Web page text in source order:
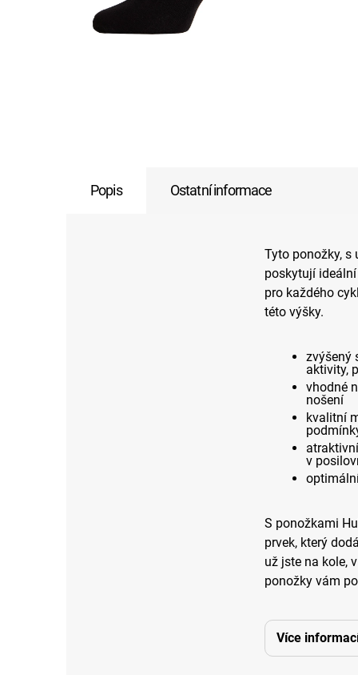
Popis Ostatní informace
Tyto ponožky, s
poskytují
pro každého
této výšky.
zvýšený
aktivity,
vhodné
nošení
kvalitní
v
S ponožkami
prvek, který
už jste na kole,
ponožky vám
Více